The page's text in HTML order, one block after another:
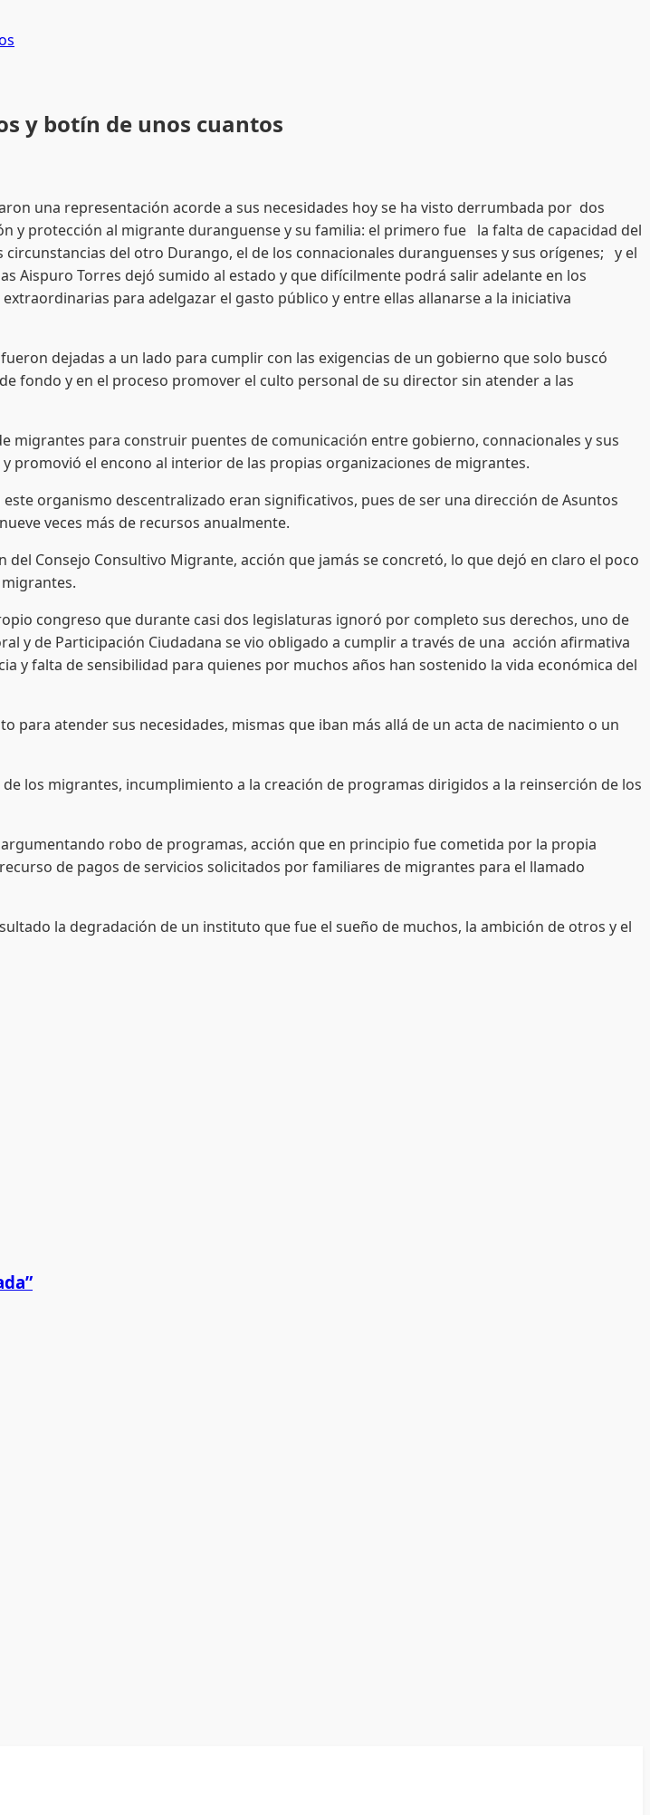
y botín de unos cuantos
una representación acorde a sus necesidades hoy se ha visto derrumbada por dos
protección al migrante duranguense y su familia: el primero fue la falta de capacidad del
del otro Durango, el de los connacionales duranguenses y sus orígenes; y el
Aispuro Torres dejó sumido al estado y que difícilmente podrá salir adelante en los
para adelgazar el gasto público y entre ellas allanarse a la iniciativa
dejadas a un lado para cumplir con las exigencias de un gobierno que solo buscó
fondo y en el proceso promover el culto personal de su director sin atender a las
migrantes para construir puentes de comunicación entre gobierno, connacionales y sus
el encono al interior de las propias organizaciones de migrantes.
organismo descentralizado eran significativos, pues de ser una dirección de Asuntos
veces más de recursos anualmente.
Consejo Consultivo Migrante, acción que jamás se concretó, lo que dejó en claro el poco
congreso que durante casi dos legislaturas ignoró por completo sus derechos, uno de
y de Participación Ciudadana se vio obligado a cumplir a través de una acción afirmativa
y falta de sensibilidad para quienes por muchos años han sostenido la vida económica del
atender sus necesidades, mismas que iban más allá de un acta de nacimiento o un
los migrantes, incumplimiento a la creación de programas dirigidos a la reinserción de los
robo de programas, acción que en principio fue cometida por la propia
de pagos de servicios solicitados por familiares de migrantes para el llamado
la degradación de un instituto que fue el sueño de muchos, la ambición de otros y el